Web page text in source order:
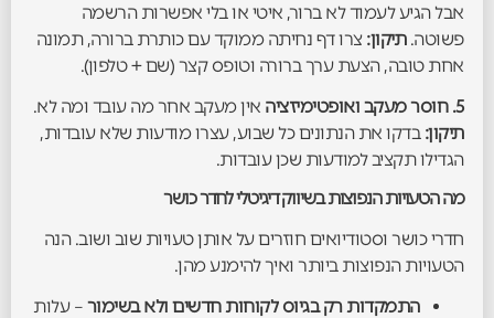
אבל הגיע לעמוד לא ברור, איטי או בלי אפשרות הרשמה
פשוטה.תיקון: צרו דף נחיתה ממוקד עם כותרת ברורה, תמונה
אחת טובה, הצעת ערך ברורה וטופס קצר (שם + טלפון).
5. חוסר מעקב ואופטימיזציה
אין מעקב אחר מה עובד ומה לא.
תיקון: בדקו את הנתונים כל שבוע, עצרו מודעות שלא עובדות,
הגדילו תקציב למודעות שכן עובדות.
מה הטעויות הנפוצות בשיווק דיגיטלי לחדר כושר
חדרי כושר וסטודיואים חוזרים על אותן טעויות שוב ושוב. הנה
הטעויות הנפוצות ביותר ואיך להימנע מהן.
התמקדות רק בגיוס לקוחות חדשים ולא בשימור – עלות